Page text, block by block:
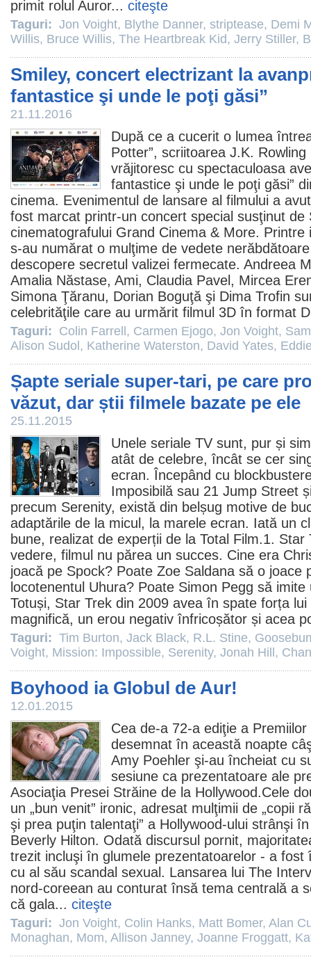
primit rolul Auror... citeşte
Taguri: Jon Voight, Blythe Danner, striptease, Demi
Willis, Bruce Willis, The Heartbreak Kid, Jerry Stiller,
Smiley, concert electrizant la
fantastice şi unde le poţi găsi”
21.11.2016
După ce a cucerit o lumea
Potter”, scriitoarea J.K. Rowling
vrăjitoresc cu spectaculoasa
fantastice şi unde le poţi găsi”
cinema. Evenimentul de lansare al filmului a
fost marcat printr-un concert special susţinut de
cinematografului Grand Cinema & More. Printre
s-au numărat o mulţime de vedete
descopere secretul valizei fermecate. Andreea
Amalia Năstase, Ami, Claudia Pavel , Mircea
Simona Ţăranu, Dorian Boguţă şi Dima Trofin
celebrităţile care au urmărit filmul 3D în format
Taguri: Colin Farrell , Carmen Ejogo, Jon Voight,
Alison Sudol , Katherine Waterston, David Yates,
Șapte seriale super-tari, pe care
văzut, dar știi filmele bazate pe ele
25.11.2015
Unele seriale TV sunt, pur și
atât de celebre, încât se cer
ecran. Începând cu
Imposibilă sau 21 Jump Street
precum Serenity, există din belșug motive de
adaptările de la micul, la marele ecran. Iată un
bune, realizat de experții de la Total Film.1. Star
vedere, filmul nu părea un succes. Cine era
joacă pe Spock? Poate Zoe Saldana să o joace
locotenentul Uhura? Poate Simon Pegg să
Totuși, Star Trek din 2009 avea în spate forța
magnifică, un erou negativ înfricoșător și acea
Taguri: Tim Burton, Jack Black, R.L. Stine,
Voight, Mission: Impossible, Serenity, Jonah Hill ,
Boyhood ia Globul de Aur!
12.01.2015
Cea de-a 72-a ediţie a
desemnat în această noapte
Amy Poehler şi-au încheiat cu
sesiune ca prezentatoare ale
Asociaţia Presei Străine de la Hollywood.Cele
un „bun venit” ironic, adresat mulţimii de „copii
şi prea puţin talentaţi” a Hollywood-ului strânşi
Beverly Hilton. Odată discursul pornit,
trezit incluşi în glumele prezentatoarelor - a
cu al său scandal sexual. Lansarea lui The
nord-coreean au conturat însă tema centrală a
că gala... citeşte
Taguri: Jon Voight, Colin Hanks, Matt Bomer, Alan
Monaghan, Mom, Allison Janney, Joanne Froggatt,